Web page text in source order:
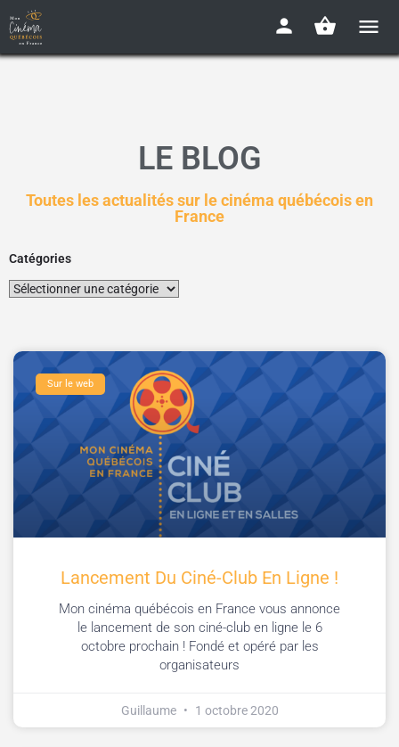
LE BLOG
Toutes les actualités sur le cinéma québécois en
France
Catégories
Sur le web
Lancement Du Ciné-Club En Ligne !
Mon cinéma québécois en France vous annonce
le lancement de son ciné-club en ligne le 6
octobre prochain ! Fondé et opéré par les
organisateurs
Guillaume 1 octobre 2020